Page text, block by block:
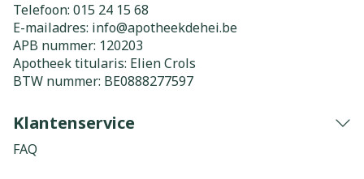
Telefoon: 015 24 15 68
E-mailadres: info@apotheekdehei.be
APB nummer: 120203
Apotheek titularis: Elien Crols
BTW nummer: BE0888277597
Klantenservice
FAQ